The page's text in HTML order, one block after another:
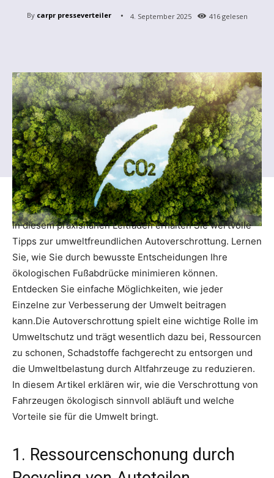
By carpr presseverteiler 4. September 2025 416gelesen
In diesem praxisnahen Leitfaden erhalten Sie wertvolle
Tipps zur umweltfreundlichen Autoverschrottung. Lernen
Sie, wie Sie durch bewusste Entscheidungen Ihre
ökologischen Fußabdrücke minimieren können.
Entdecken Sie einfache Möglichkeiten, wie jeder
Einzelne zur Verbesserung der Umwelt beitragen
kann.Die Autoverschrottung spielt eine wichtige Rolle im
Umweltschutz und trägt wesentlich dazu bei, Ressourcen
zu schonen, Schadstoffe fachgerecht zu entsorgen und
die Umweltbelastung durch Altfahrzeuge zu reduzieren.
In diesem Artikel erklären wir, wie die Verschrottung von
Fahrzeugen ökologisch sinnvoll abläuft und welche
Vorteile sie für die Umwelt bringt.
1. Ressourcenschonung durch